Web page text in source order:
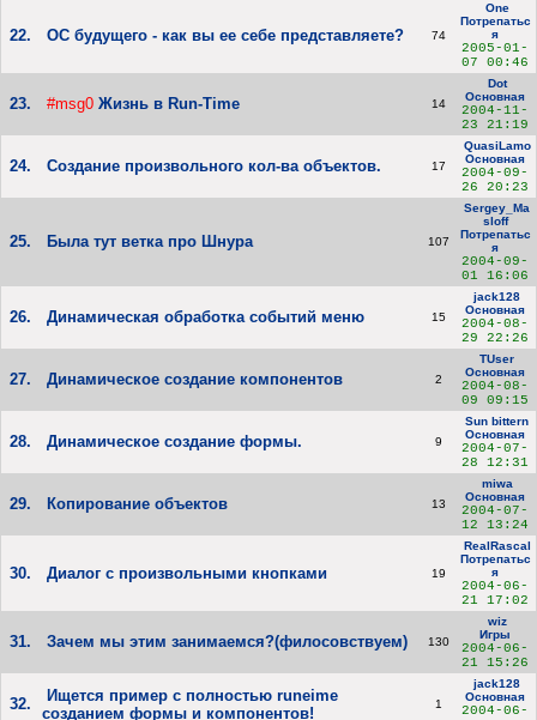
22. ОС будущего - как вы ее себе представляете? 74
One
Потрепатьс
я
2005-01-
07 00:46
23. #msg0 Жизнь в Run-Time 14
Dot
Основная
2004-11-
23 21:19
24. Создание произвольного кол-ва объектов. 17
QuasiLamo
Основная
2004-09-
26 20:23
25. Была тут ветка про Шнура 107
Sergey_Ma
sloff
Потрепатьс
я
2004-09-
01 16:06
26. Динамическая обработка событий меню 15
jack128
Основная
2004-08-
29 22:26
27. Динамическое создание компонентов 2
TUser
Основная
2004-08-
09 09:15
28. Динамическое создание формы. 9
Sun bittern
Основная
2004-07-
28 12:31
29. Копирование объектов 13
miwa
Основная
2004-07-
12 13:24
30. Диалог с произвольными кнопками 19
RealRascal
Потрепатьс
я
2004-06-
21 17:02
31. Зачем мы этим занимаемся?(филосовствуем) 130
wiz
Игры
2004-06-
21 15:26
32.
Ищется пример с полностью runеime
созданием формы и компонентов!
1
jack128
Основная
2004-06-